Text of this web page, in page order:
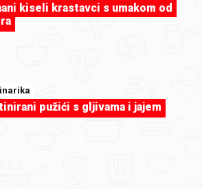
kiseli krastavci s umakom od
pužići s gljivama i jajem